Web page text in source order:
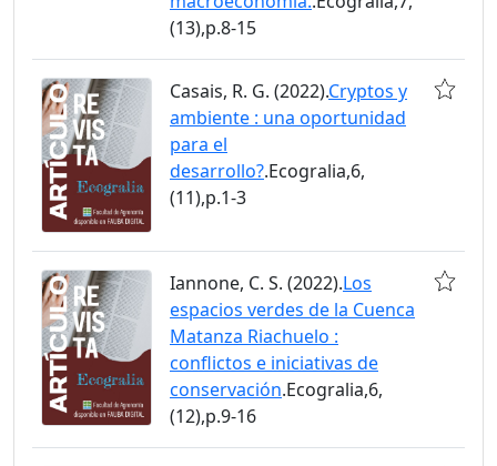
(13),p.8-15
Casais, R. G. (2022).Cryptos y
ambiente : una oportunidad
para el
desarrollo?.Ecogralia,6,
(11),p.1-3
Iannone, C. S. (2022).Los
espacios verdes de la Cuenca
Matanza Riachuelo :
conflictos e iniciativas de
conservación.Ecogralia,6,
(12),p.9-16